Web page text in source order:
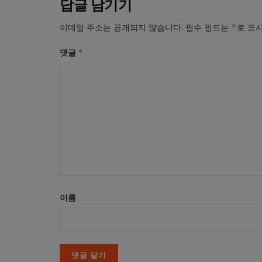
답글 남기기
이메일 주소는 공개되지 않습니다. 필수 필드는 *로 표
댓글 *
이름